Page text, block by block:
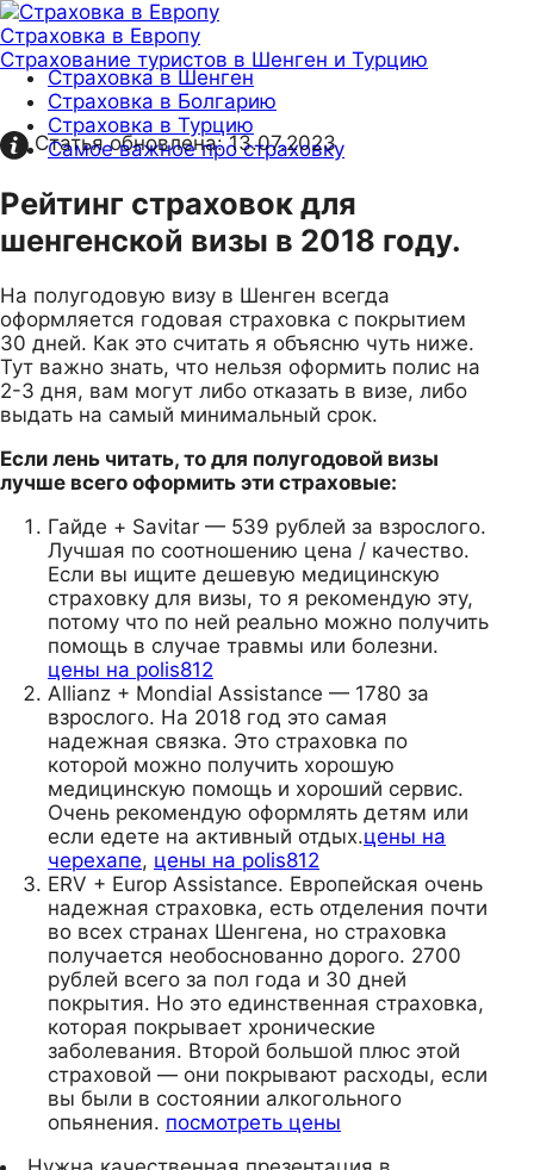
Страховка в Европу
Страхование туристов в Шенген и Турцию
Страховка в Шенген
Страховка в Болгарию
Страховка в Турцию
Самое важное про страховку
Статья обновлена:13.07.2023
Рейтинг страховок для
шенгенской визы в 2018 году.
На полугодовую визу в Шенген всегда
оформляется годовая страховка с покрытием
30 дней. Как это считать я объясню чуть ниже.
Тут важно знать, что нельзя оформить полис на
2-3 дня, вам могут либо отказать в визе, либо
выдать на самый минимальный срок.
Если лень читать, то для полугодовой визы
лучше всего оформить эти страховые:
Гайде + Savitar — 539 рублей за взрослого.
Лучшая по соотношению цена / качество.
Если вы ищите дешевую медицинскую
страховку для визы, то я рекомендую эту,
потому что по ней реально можно получить
помощь в случае травмы или болезни.
цены на polis812
Allianz + Mondial Assistance — 1780 за
взрослого. На 2018 год это самая
надежная связка. Это страховка по
которой можно получить хорошую
медицинскую помощь и хороший сервис.
Очень рекомендую оформлять детям или
если едете на активный отдых.цены на
черехапе, цены на polis812
ERV + Europ Assistance. Европейская очень
надежная страховка, есть отделения почти
во всех странах Шенгена, но страховка
получается необоснованно дорого. 2700
рублей всего за пол года и 30 дней
покрытия. Но это единственная страховка,
которая покрывает хронические
заболевания. Второй большой плюс этой
страховой — они покрывают расходы, если
вы были в состоянии алкогольного
опьянения. посмотреть цены